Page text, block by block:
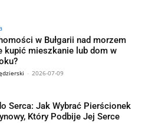
w Bułgarii nad morzem
kupić mieszkanie lub dom w
- 2026-07-09
Serca: Jak Wybrać Pierścionek
Który Podbije Jej Serce